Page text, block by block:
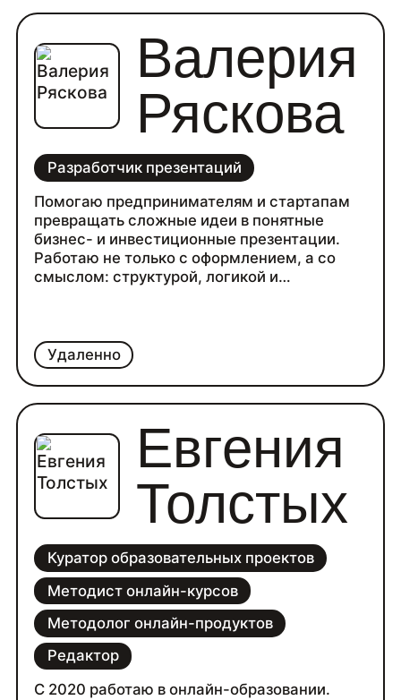
Удаленно
Валерия
Ряскова
Разработчик презентаций
Помогаю предпринимателям и стартапам
превращать сложные идеи в понятные
бизнес- и инвестиционные презентации.
Работаю не только с оформлением, а со
смыслом: структурой, логикой и
опыт 6+ лет.
Евгения
Толстых
Куратор образовательных проектов
Методист онлайн-курсов
Методолог онлайн-продуктов
Редактор
С 2020 работаю в онлайн-образовании.